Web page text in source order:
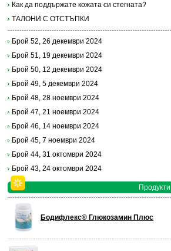
Как да поддържате кожата си стегната?
ТАЛОНИ С ОТСТЪПКИ
Брой 52, 26 декември 2024
Брой 51, 19 декември 2024
Брой 50, 12 декември 2024
Брой 49, 5 декември 2024
Брой 48, 28 ноември 2024
Брой 47, 21 ноември 2024
Брой 46, 14 ноември 2024
Брой 45, 7 ноември 2024
Брой 44, 31 октомври 2024
Брой 43, 24 октомври 2024
Продукти
Бодифлекс® Глюкозамин Плюс